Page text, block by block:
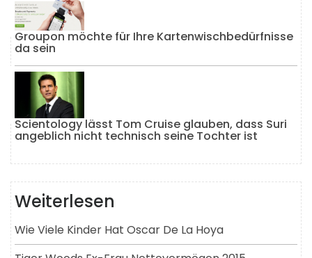
Groupon möchte für Ihre Kartenwischbedürfnisse
da sein
Scientology lässt Tom Cruise glauben, dass Suri
angeblich nicht technisch seine Tochter ist
Weiterlesen
Wie Viele Kinder Hat Oscar De La Hoya